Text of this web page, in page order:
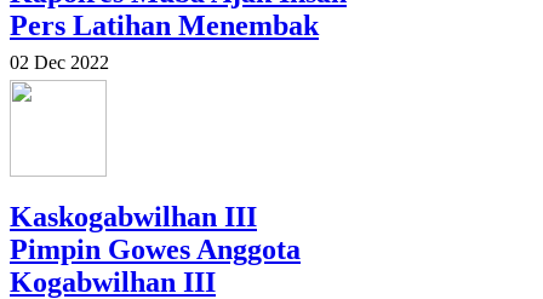
Pers Latihan Menembak
02 Dec 2022
Kaskogabwilhan III
Pimpin Gowes Anggota
Kogabwilhan III